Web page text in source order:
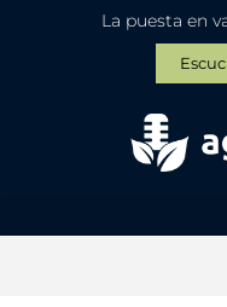
La puesta en